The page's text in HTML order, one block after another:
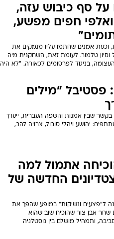
על סף כיבוש עזה,
חפים מפשע,
אמנים שחתמו עליו מנמקים את
וסיון טלמור. לעומת זאת, השחקנית מיה
בניגוד לפרסומים לכאורה. "לא היה
פסטיבל "מילים
שבין אמנות והשפה העברית, ייערך
יהושע ויהלי סובול, צרויה להב,
אתמול למה
החדשה של
ל"פצעים ונשיקות" במופע שהפך את
שחר אבן צור שהוכיח שוב שהוא
ותמהיל מושלם בין נוסטלגיה